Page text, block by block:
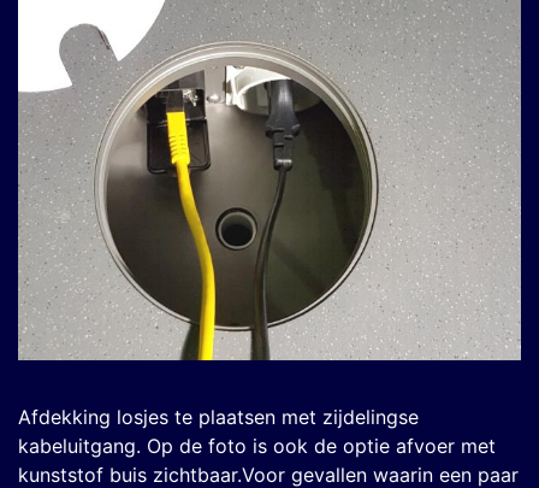
Afdekking losjes te plaatsen met zijdelingse
kabeluitgang. Op de foto is ook de optie afvoer met
kunststof buis zichtbaar.Voor gevallen waarin een paar